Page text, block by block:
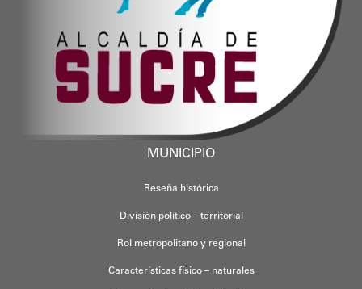
MUNICIPIO
Reseña histórica
División político – territorial
Rol metropolitano y regional
Características físico – naturales